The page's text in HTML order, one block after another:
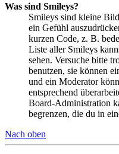
Was sind Smileys?
Smileys sind kleine
ein Gefühl
kurzen Code, z. B.
Liste aller Smileys
sehen. Versuche bitte
benutzen, sie können
und ein Moderator
entsprechend
Board-Administration
begrenzen, die du in
Nach oben